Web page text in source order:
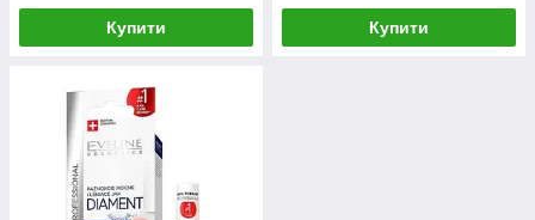
Купити Купити